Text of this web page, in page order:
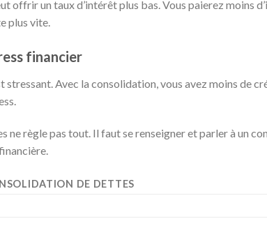
offrir un taux d’intérêt plus bas. Vous paierez moins
plus vite.
financier
stressant. Avec la consolidation, vous avez moins de
ne règle pas tout. Il faut se renseigner et parler à un
DE DETTES